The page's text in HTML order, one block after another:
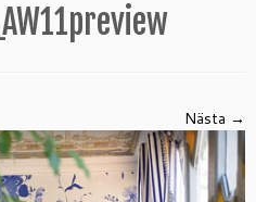
Nästa →